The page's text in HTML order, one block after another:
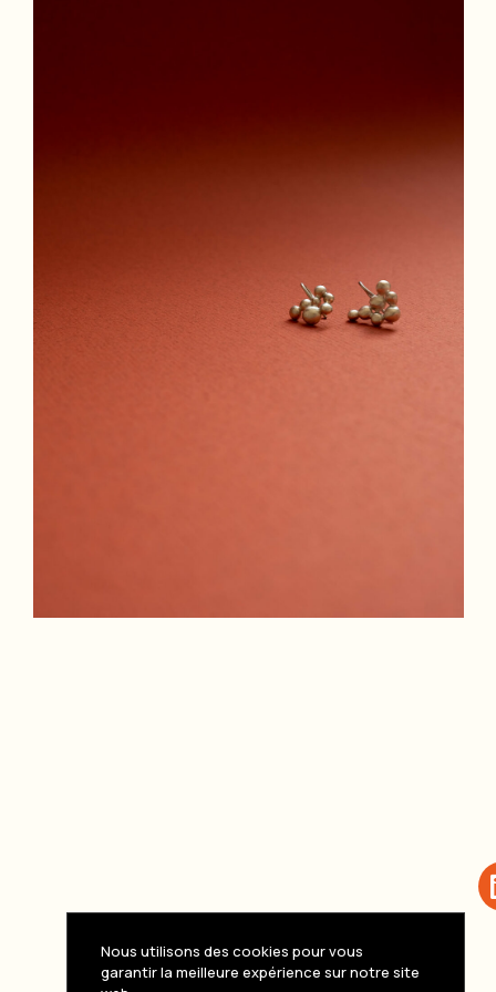
Nous utilisons des cookies pour vous
garantir la meilleure expérience sur notre site